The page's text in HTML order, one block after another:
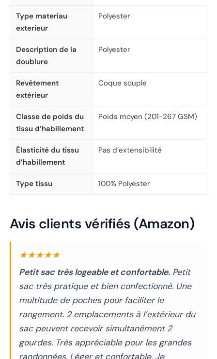
Type materiau
exterieur
Polyester
Description de la
doublure
Polyester
Revêtement
extérieur
Coque souple
Classe de poids du
tissu d’habillement
Poids moyen (201-267 GSM)
Élasticité du tissu
d’habillement
Pas d’extensibilité
Type tissu 100% Polyester
Avis clients vérifiés (Amazon)
★★★★★
Petit sac très logeable et confortable. Petit
sac très pratique et bien confectionné. Une
multitude de poches pour faciliter le
rangement. 2 emplacements à l’extérieur du
sac peuvent recevoir simultanément 2
gourdes. Très appréciable pour les grandes
randonnées. Léger et confortable. Je